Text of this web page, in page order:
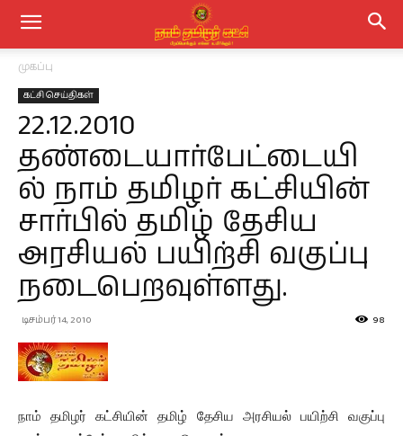
முகப்பு
கட்சி செய்திகள்
22.12.2010
தண்டையார்பேட்டையி
ல் நாம் தமிழர் கட்சியின்
சார்பில் தமிழ் தேசிய
அரசியல் பயிற்சி வகுப்பு
நடைபெறவுள்ளது.
டிசம்பர் 14, 2010 98
நாம் தமிழர் கட்சியின் தமிழ் தேசிய அரசியல் பயிற்சி வகுப்பு